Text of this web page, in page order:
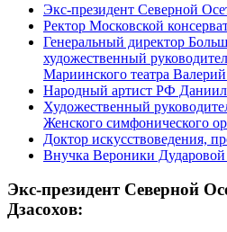
Экс-президент Северной
Ректор Московской
Генеральный директор
художественный
Мариинского театра Валерий
Народный артист РФ
Художественный
Женского симфонического
Доктор искусствоведения,
Внучка Вероники
Экс-президент Северной
Дзасохов: